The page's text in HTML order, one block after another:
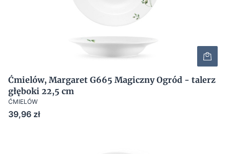
Ćmielów, Margaret G665 Magiczny Ogród - talerz
głęboki 22,5 cm
ĆMIELÓW
Cena
39,96 zł